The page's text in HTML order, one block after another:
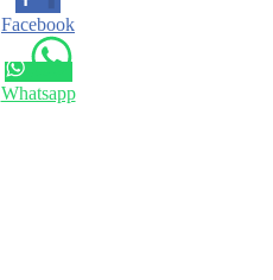
Facebook
Whatsapp